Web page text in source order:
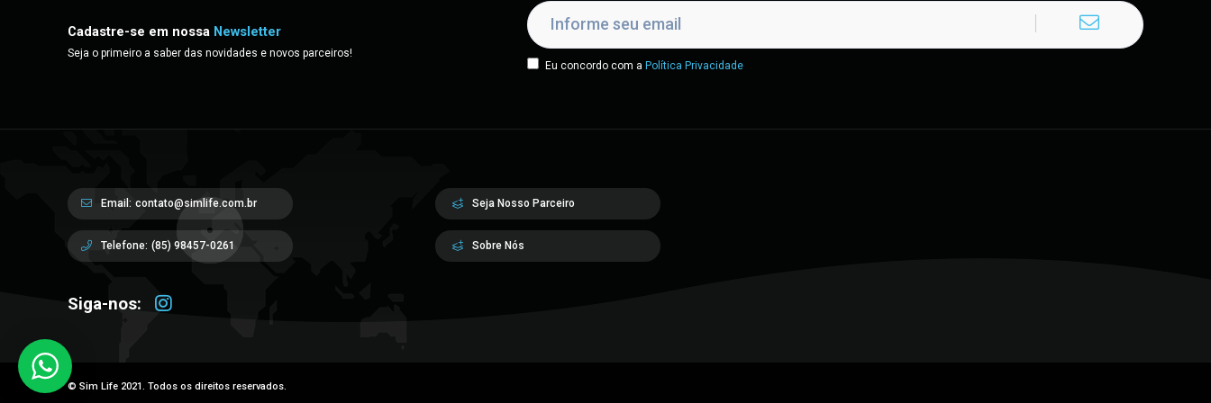
Cadastre-se em nossa Newsletter
Seja o primeiro a saber das novidades e novos parceiros!
Eu concordo com a Política Privacidade
Email: contato@simlife.com.br
Telefone: (85) 98457-0261
Siga-nos:
Seja Nosso Parceiro
Sobre Nós
© Sim Life 2021. Todos os direitos reservados.